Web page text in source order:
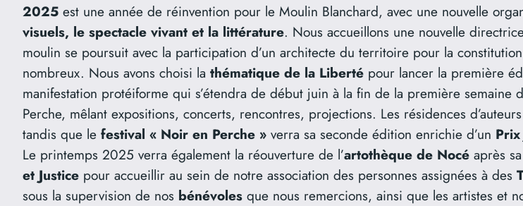
2025 est une année de réinvention pour le Moulin Blanchard, avec une nouvelle
visuels, le spectacle vivant et la littérature. Nous accueillons une nouvelle
moulin se poursuit avec la participation d’un architecte du territoire pour la
nombreux. Nous avons choisi la thématique de la Liberté pour lancer la première
manifestation protéiforme qui s’étendra de début juin à la fin de la première
Perche, mêlant expositions, concerts, rencontres, projections. Les résidences
tandis que le festival « Noir en Perche » verra sa seconde édition enrichie d’un
Le printemps 2025 verra également la réouverture de l’artothèque de Nocé après
et Justice pour accueillir au sein de notre association des personnes assignées à des
sous la supervision de nos bénévoles que nous remercions, ainsi que les artistes et